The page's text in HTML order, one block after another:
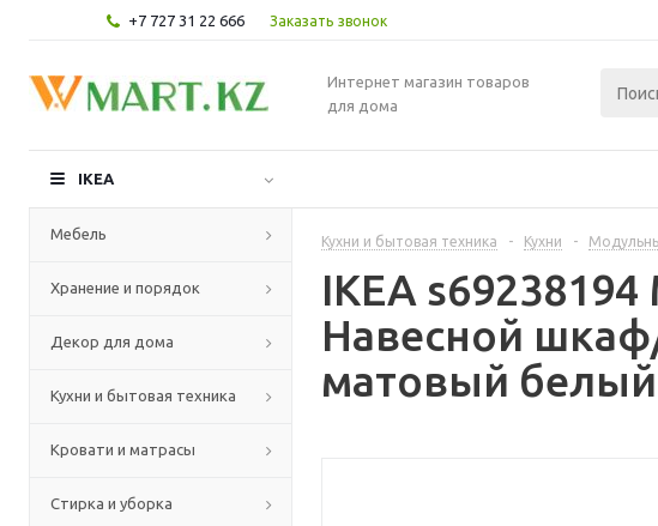
+7 727 31 22 666 Заказать звонок
Интернет магазин товаров
для дома
IKEA
Мебель
Хранение и порядок
Декор для дома
Кухни и бытовая техника
Кровати и матрасы
Стирка и уборка
Кухни и бытовая техника - Кухни -
IKEA
Навесной
матовый белый